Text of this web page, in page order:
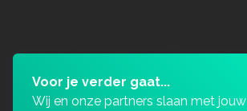
Voor je verder gaat...
Wij en onze partners slaan met jouw